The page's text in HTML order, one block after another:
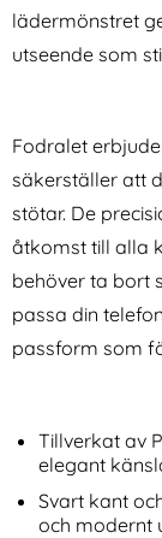
PET Privacy
rea pris
124 krtidigare
124 kr
Tillgänglighet:
I lager
16 Pro
lädermönstret
utseende som
Fodralet
säkerställer att
stötar. De
åtkomst till alla
behöver ta bort
passa din
passform som
Tillverkat av
elegant
Svart kant
och modernt